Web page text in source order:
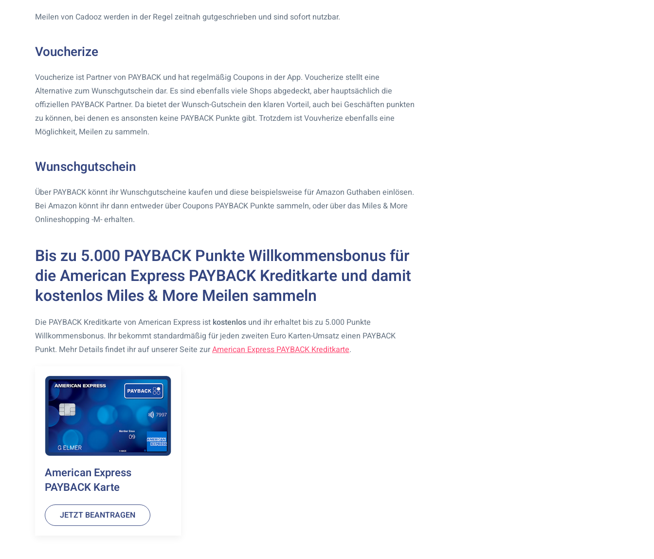
Meilen von Cadooz werden in der Regel zeitnah gutgeschrieben und sind sofort nutzbar.
Voucherize
Voucherize ist Partner von PAYBACK und hat regelmäßig Coupons in der App. Voucherize stellt eine
Alternative zum Wunschgutschein dar. Es sind ebenfalls viele Shops abgedeckt, aber hauptsächlich die
offiziellen PAYBACK Partner. Da bietet der Wunsch-Gutschein den klaren Vorteil, auch bei Geschäften punkten
zu können, bei denen es ansonsten keine PAYBACK Punkte gibt. Trotzdem ist Vouvherize ebenfalls eine
Möglichkeit, Meilen zu sammeln.
Wunschgutschein
Über PAYBACK könnt ihr Wunschgutscheine kaufen und diese beispielsweise für Amazon Guthaben einlösen.
Bei Amazon könnt ihr dann entweder über Coupons PAYBACK Punkte sammeln, oder über das Miles & More
Onlineshopping -M- erhalten.
Bis zu 5.000 PAYBACK Punkte Willkommensbonus für
die American Express PAYBACK Kreditkarte und damit
kostenlos Miles & More Meilen sammeln
Die PAYBACK Kreditkarte von American Express ist kostenlos und ihr erhaltet bis zu 5.000 Punkte
Willkommensbonus. Ihr bekommt standardmäßig für jeden zweiten Euro Karten-Umsatz einen PAYBACK
Punkt. Mehr Details findet ihr auf unserer Seite zurAmerican Express PAYBACK Kreditkarte.
American Express
PAYBACK Karte
JETZT BEANTRAGEN